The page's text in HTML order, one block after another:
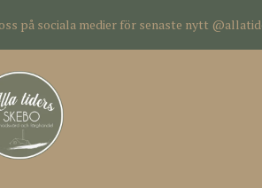
på sociala medier för senaste nytt